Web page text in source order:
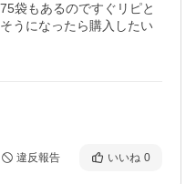
袋もあるのですぐリピと
うになったら購入したい
違反報告 いいね 0